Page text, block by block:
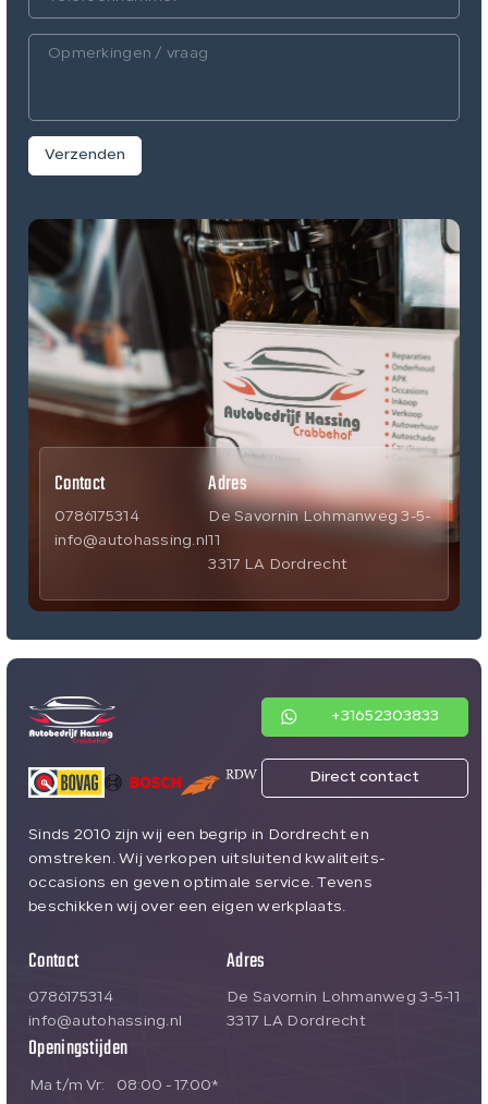
Verzenden
Contact
0786175314
info@autohassing.nl
Adres
De Savornin Lohmanweg 3-5-
11
3317 LA Dordrecht
+31652303833
Direct contact
Sinds 2010 zijn wij een begrip in Dordrecht en
omstreken. Wij verkopen uitsluitend kwaliteits-
occasions en geven optimale service. Tevens
beschikken wij over een eigen werkplaats.
Contact
0786175314
info@autohassing.nl
Adres
De Savornin Lohmanweg 3-5-11
3317 LA Dordrecht
Openingstijden
Ma t/m Vr: 08:00 - 17:00*